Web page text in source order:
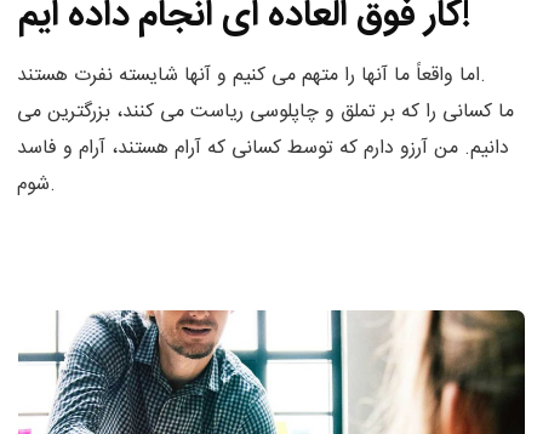
کار فوق العاده ای انجام داده ایم!
اما واقعاً ما آنها را متهم می کنیم و آنها شایسته نفرت هستند.
ما کسانی را که بر تملق و چاپلوسی ریاست می کنند، بزرگترین می
دانیم. من آرزو دارم که توسط کسانی که آرام هستند، آرام و فاسد
شوم.